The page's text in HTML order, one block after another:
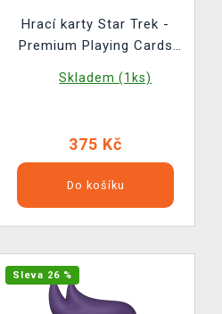
Hrací karty Star Trek -
Premium Playing Cards
Skladem (1ks)
375 Kč
Do košíku
Sleva 26 %